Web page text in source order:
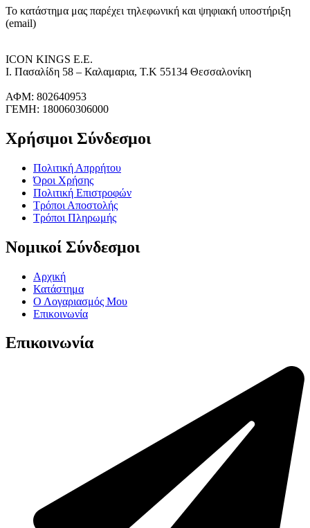
Το κατάστημα μας παρέχει τηλεφωνική και ψηφιακή υποστήριξη
(email)
ICON KINGS Ε.Ε.
Ι. Πασαλίδη 58 – Καλαμαρια, Τ.Κ 55134 Θεσσαλονίκη
ΑΦΜ: 802640953
ΓΕΜΗ: 180060306000
Χρήσιμοι Σύνδεσμοι
Πολιτική Απρρήτου
Όροι Χρήσης
Πολιτική Επιστροφών
Τρόποι Αποστολής
Τρόποι Πληρωμής
Νομικοί Σύνδεσμοι
Αρχική
Κατάστημα
Ο Λογαριασμός Μου
Επικοινωνία
Επικοινωνία